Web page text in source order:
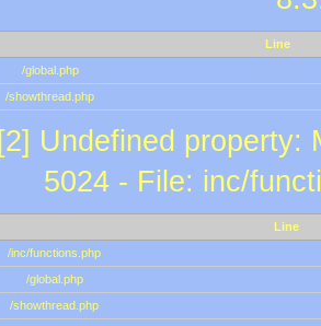
Line
/global.php
/showthread.php
[2] Undefined property:
5024 - File: inc/
Line
/inc/functions.php
/global.php
/showthread.php